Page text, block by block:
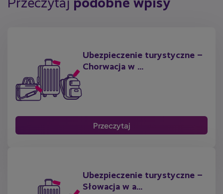
zapewnia ochronę finansową w razie konieczności korzystania
z usług medycznych oraz w przypadku innych nieprzewidzianych
Przeczytaj podobne wpisy
Ubezpieczenie turystyczne –
Chorwacja w ...
Przeczytaj
Ubezpieczenie turystyczne –
Słowacja w a...